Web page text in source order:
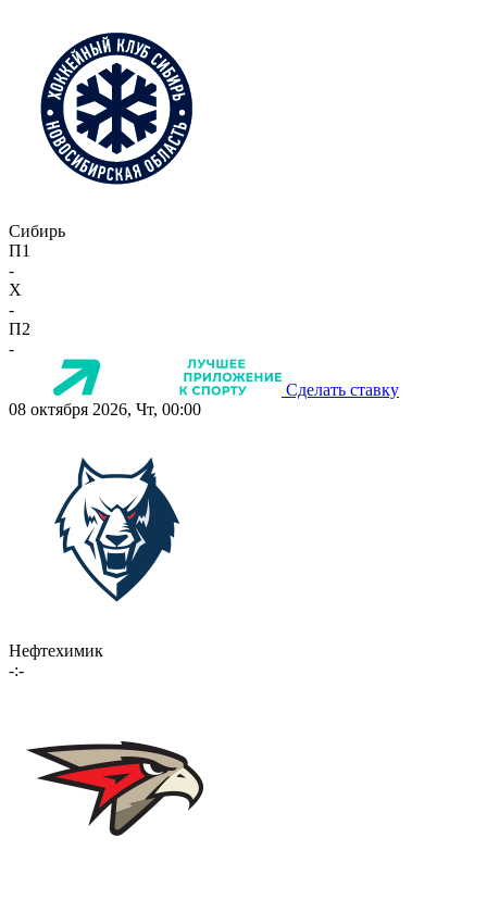
Сибирь
П1
-
X
-
П2
-
Сделать ставку
08 октября 2026, Чт, 00:00
Нефтехимик
-:-